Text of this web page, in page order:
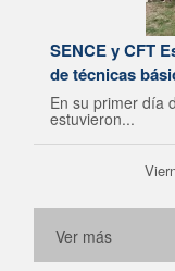
SENCE y CFT
de técnicas
En su primer día
estuvieron...
Ver más